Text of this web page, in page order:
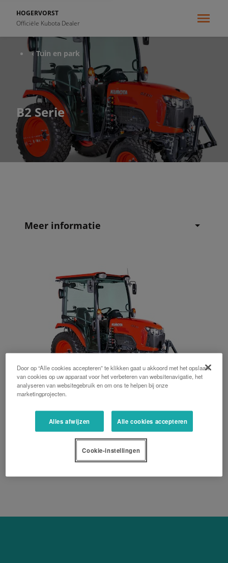
HOGERVORST
Officiële Kubota Dealer
‹ Tuin en park
B2 Serie
Meer informatie
B2 serie
20 PK, 23 PK, 26 PK, Cabine, Mechanisch, Hydrostaat,
Veiligheidsbeugel achter / midden
Door op “Alle cookies accepteren” te klikken gaat u akkoord met het opslaan
van cookies op uw apparaat voor het verbeteren van websitenavigatie, het
analyseren van websitegebruik en om ons te helpen bij onze
marketingprojecten.
Alles afwijzen Alle cookies accepteren
Cookie-instellingen